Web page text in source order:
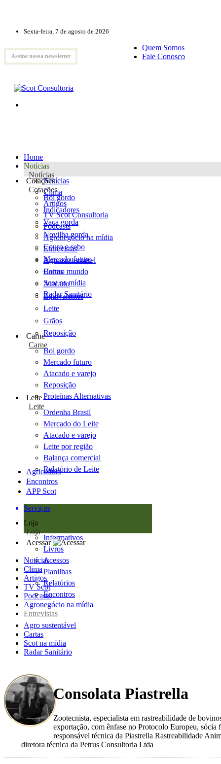
Sexta-feira, 7 de agosto de 2026
Assine nossa newsletter
Quem Somos
Fale Conosco
Home
Notícias
Notícias
Notícias
Clima
Artigos
TV Scot Consultoria
Podcasts
Agronegócio na mídia
Entrevistas
Agro sustentável
Cartas
Scot na mídia
Radar Sanitário
Cotações
Cotações
Boi gordo
Indicadores
Vaca gorda
Novilha gorda
Couro e sebo
Mercado futuro
Boi no mundo
Atacado
Equivalentes
Leite
Grãos
Reposição
Carne
Carne
Boi gordo
Mercado futuro
Atacado e varejo
Reposição
Proteínas Alternativas
Leite
Leite
Ordenha Brasil
Mercado do Leite
Atacado e varejo
Leite por região
Balança comercial
Relatório de Leite
Agricultura
Encontros
APP Scot
Serviços
Loja
Loja
Informativos
Livros
Acessos
Planilhas
Relatórios
Encontros
Acessar
Notícias
Clima
Artigos
TV Scot
Podcasts
Agronegócio na mídia
Entrevistas
Agro sustentável
Cartas
Scot na mídia
Radar Sanitário
Consolata Piastrella
Zootecnista, especialista em rastreabilidade de
exportação, com ênfase no Protocolo Europeu, sócia
responsável técnica da Piastrella Rastreabilidade
diretora técnica da Petrus Consultoria Ltda